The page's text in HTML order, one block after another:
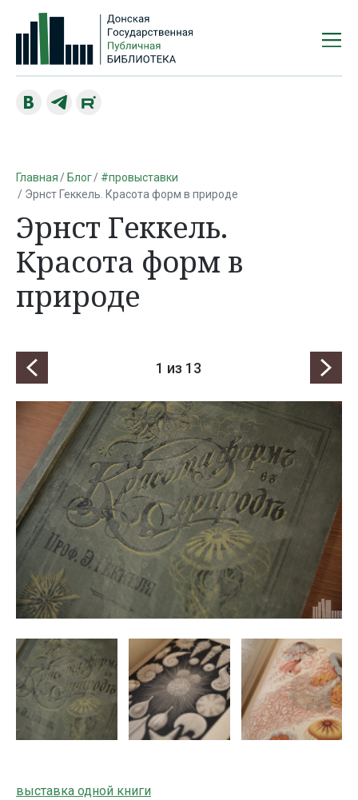
Главная Блог
#провыставки
Эрнст Геккель. Красота форм в природе
Эрнст Геккель.
Красота форм в
природе
1 из 13
выставка одной книги